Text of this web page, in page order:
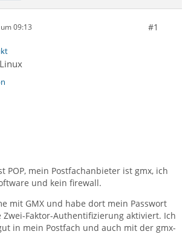
09:13 #1
POP, mein Postfachanbieter ist gmx, ich
und kein firewall.
mit GMX und habe dort mein Passwort
Faktor-Authentifizierung aktiviert. Ich
in mein Postfach und auch mit der gmx-